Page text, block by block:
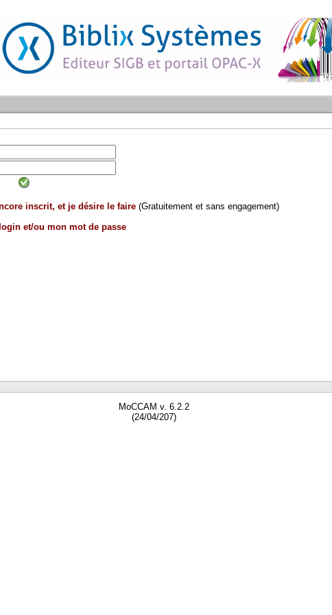
inscrit, et je désire le faire (Gratuitement et sans engagement)
et/ou mon mot de passe
MoCCAM v. 6.2.2
(24/04/207)